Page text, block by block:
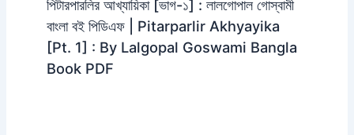
পিটারপারলির আখ্যায়িকা [ভাগ-১] : লালগোপাল গোস্বামী
বাংলা বই পিডিএফ | Pitarparlir Akhyayika
[Pt. 1] : By Lalgopal Goswami Bangla
Book PDF